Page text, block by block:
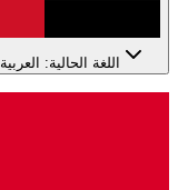
اللغة الحالية: العربية